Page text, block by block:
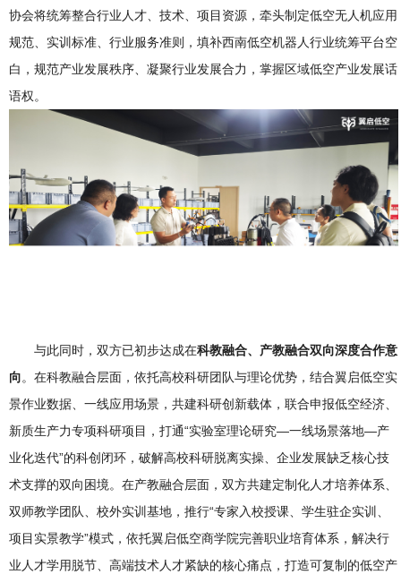
协会将统筹整合行业人才、技术、项目资源，牵头制定低空无人机应用
规范、实训标准、行业服务准则，填补西南低空机器人行业统筹平台空
白，规范产业发展秩序、凝聚行业发展合力，掌握区域低空产业发展话
语权。
与此同时，双方已初步达成在科教融合、产教融合双向深度合作意
向。在科教融合层面，依托高校科研团队与理论优势，结合翼启低空实
景作业数据、一线应用场景，共建科研创新载体，联合申报低空经济、
新质生产力专项科研项目，打通“实验室理论研究—一线场景落地—产
业化迭代”的科创闭环，破解高校科研脱离实操、企业发展缺乏核心技
术支撑的双向困境。在产教融合层面，双方共建定制化人才培养体系、
双师教学团队、校外实训基地，推行“专家入校授课、学生驻企实训、
项目实景教学”模式，依托翼启低空商学院完善职业培育体系，解决行
业人才学用脱节、高端技术人才紧缺的核心痛点，打造可复制的低空产